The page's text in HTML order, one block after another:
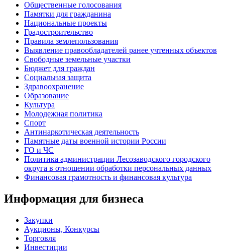
Общественные голосования
Памятки для гражданина
Национальные проекты
Градостроительство
Правила землепользования
Выявление правообладателей ранее учтенных объектов
Свободные земельные участки
Бюджет для граждан
Социальная защита
Здравоохранение
Образование
Культура
Молодежная политика
Спорт
Антинаркотическая деятельность
Памятные даты военной истории России
ГО и ЧС
Политика администрации Лесозаводского городского
округа в отношении обработки персональных данных
Финансовая грамотность и финансовая культура
Информация для бизнеса
Закупки
Аукционы, Конкурсы
Торговля
Инвестиции